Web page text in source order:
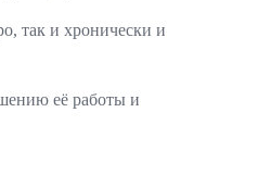
так и хронически и
её работы и